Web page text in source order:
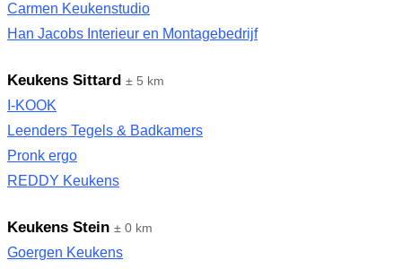
Carmen Keukenstudio
Han Jacobs Interieur en Montagebedrijf
Keukens Sittard ± 5 km
I-KOOK
Leenders Tegels & Badkamers
Pronk ergo
REDDY Keukens
Keukens Stein ± 0 km
Goergen Keukens